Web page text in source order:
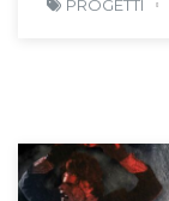
PROGETTI